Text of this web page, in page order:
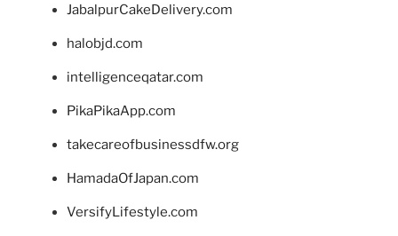
JabalpurCakeDelivery.com
halobjd.com
intelligenceqatar.com
PikaPikaApp.com
takecareofbusinessdfw.org
HamadaOfJapan.com
VersifyLifestyle.com